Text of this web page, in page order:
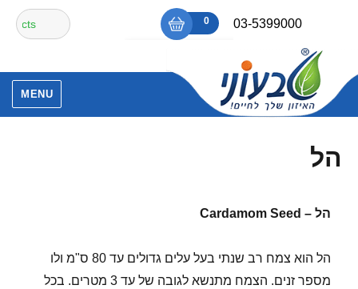
content
03-5399000
₪0
0
אין מוצרים בסל הקניות.
חיפוש
עבור:
MENU
הל
הל – Cardamom Seed
הל הוא צמח רב שנתי בעל עלים גדולים עד 80 ס"מ ולו
מספר זנים. הצמח מתנשא לגובה של עד 3 מטרים. בכל